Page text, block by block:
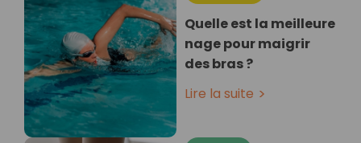
Quelle est la meilleure
nage pour maigrir
des bras ?
Lire la suite